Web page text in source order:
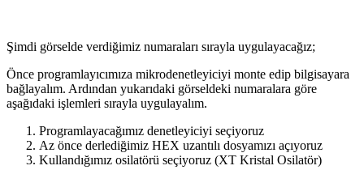
Şimdi görselde verdiğimiz numaraları sırayla uygulayacağız;
Önce programlayıcımıza mikrodenetleyiciyi monte edip bilgisayara
bağlayalım. Ardından yukarıdaki görseldeki numaralara göre
aşağıdaki işlemleri sırayla uygulayalım.
Programlayacağımız denetleyiciyi seçiyoruz
Az önce derlediğimiz HEX uzantılı dosyamızı açıyoruz
Kullandığımız osilatörü seçiyoruz (XT Kristal Osilatör)